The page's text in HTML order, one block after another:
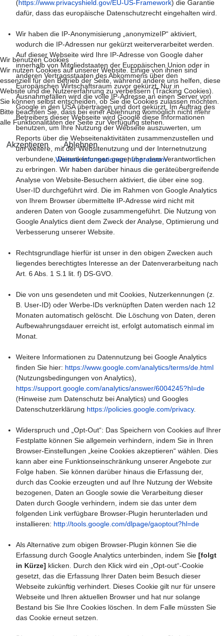
(https://www.privacyshield.gov/EU-US-Framework) die Garantie
dafür, dass das europäische Datenschutzrecht eingehalten wird.
Wir haben die IP-Anonymisierung „anonymizeIP“ aktiviert,
wodurch die IP-Adressen nur gekürzt weiterverarbeitet werden.
Auf dieser Webseite wird Ihre IP-Adresse von Google daher
innerhalb von Mitgliedstaaten der Europäischen Union oder in
anderen Vertragsstaaten des Abkommens über den
Europäischen Wirtschaftsraum zuvor gekürzt. Nur in
Ausnahmefällen wird die volle IP-Adresse an einen Server von
Google in den USA übertragen und dort gekürzt. Im Auftrag des
Betreibers dieser Webseite wird Google diese Informationen
benutzen, um Ihre Nutzung der Webseite auszuwerten, um
Reports über die Webseitenaktivitäten zusammenzustellen und
um weitere, mit der Websitenutzung und der Internetnutzung
verbundene, Dienstleistungen gegenüber dem Verantwortlichen
zu erbringen. Wir haben darüber hinaus die geräteübergreifende
Analyse von Website-Besuchern aktiviert, die über eine sog.
User-ID durchgeführt wird. Die im Rahmen von Google Analytics
von Ihrem Browser übermittelte IP-Adresse wird nicht mit
anderen Daten von Google zusammengeführt. Die Nutzung von
Google Analytics dient dem Zweck der Analyse, Optimierung und
Verbesserung unserer Website.
Rechtsgrundlage hierfür ist unser in den obigen Zwecken auch
liegendes berechtigtes Interesse an der Datenverarbeitung nach
Art. 6 Abs. 1 S.1 lit. f) DS-GVO.
Die von uns gesendeten und mit Cookies, Nutzerkennungen (z.
B. User-ID) oder Werbe-IDs verknüpften Daten werden nach 12
Monaten automatisch gelöscht. Die Löschung von Daten, deren
Aufbewahrungsdauer erreicht ist, erfolgt automatisch einmal im
Monat.
Weitere Informationen zu Datennutzung bei Google Analytics
finden Sie hier: https://www.google.com/analytics/terms/de.html
(Nutzungsbedingungen von Analytics),
https://support.google.com/analytics/answer/6004245?hl=de
(Hinweise zum Datenschutz bei Analytics) und Googles
Datenschutzerklärung https://policies.google.com/privacy.
Widerspruch und „Opt-Out“: Das Speichern von Cookies auf Ihrer
Festplatte können Sie allgemein verhindern, indem Sie in Ihren
Browser-Einstellungen „keine Cookies akzeptieren“ wählen. Dies
kann aber eine Funktionseinschränkung unserer Angebote zur
Folge haben. Sie können darüber hinaus die Erfassung der,
durch das Cookie erzeugten und auf Ihre Nutzung der Website
bezogenen, Daten an Google sowie die Verarbeitung dieser
Daten durch Google verhindern, indem sie das unter dem
folgenden Link verfügbare Browser-Plugin herunterladen und
installieren: http://tools.google.com/dlpage/gaoptout?hl=de
Als Alternative zum obigen Browser-Plugin können Sie die
Erfassung durch Google Analytics unterbinden, indem Sie [folgt
in Kürze] klicken. Durch den Klick wird ein „Opt-out“-Cookie
gesetzt, das die Erfassung Ihrer Daten beim Besuch dieser
Webseite zukünftig verhindert. Dieses Cookie gilt nur für unsere
Webseite und Ihren aktuellen Browser und hat nur solange
Bestand bis Sie Ihre Cookies löschen. In dem Falle müssten Sie
das Cookie erneut setzen.
Wir benutzen Cookies
Wir nutzen Cookies auf unserer Website. Einige von ihnen sind
essenziell für den Betrieb der Seite, während andere uns helfen, diese
Website und die Nutzererfahrung zu verbessern (Tracking Cookies).
Sie können selbst entscheiden, ob Sie die Cookies zulassen möchten.
Bitte beachten Sie, dass bei einer Ablehnung womöglich nicht mehr
alle Funktionalitäten der Seite zur Verfügung stehen.
Akzeptieren Ablehnen
Weitere Informationen|Impressum